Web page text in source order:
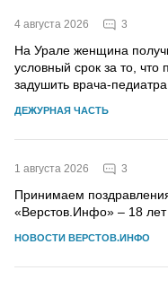
4 августа 2026 3
На Урале женщина
условный срок за то, что
задушить врача-педиатра
ДЕЖУРНАЯ ЧАСТЬ
1 августа 2026 3
Принимаем
«Верстов.Инфо» – 18 лет
НОВОСТИ ВЕРСТОВ.ИНФО